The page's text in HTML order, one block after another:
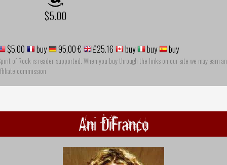
$5.00
$5.00 buy 95,00 € £25.16 buy buy buy
of Rock is reader-supported. When you buy through the links on our site we may earn an
commission
Ani DiFranco